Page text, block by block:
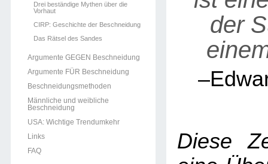
Drei beständige Mythen über die
Vorhaut
CIRP: Geschichte der Beschneidung
Das Rätsel des Sandes
Argumente GEGEN Beschneidung
Argumente FÜR Beschneidung
Beschneidungsmethoden
Männliche und weibliche
Beschneidung
USA: Wichtige Trendumkehr
Links
FAQ
der
Diese